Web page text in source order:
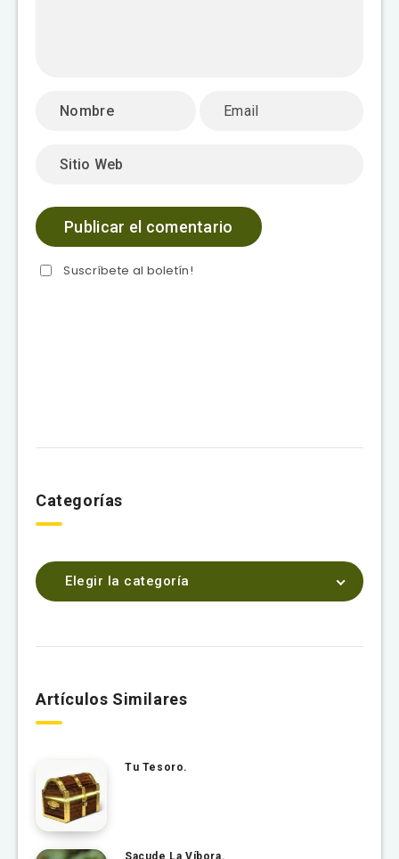
Suscríbete al boletín!
Categorías
Elegir la categoría
Artículos Similares
Tu Tesoro.